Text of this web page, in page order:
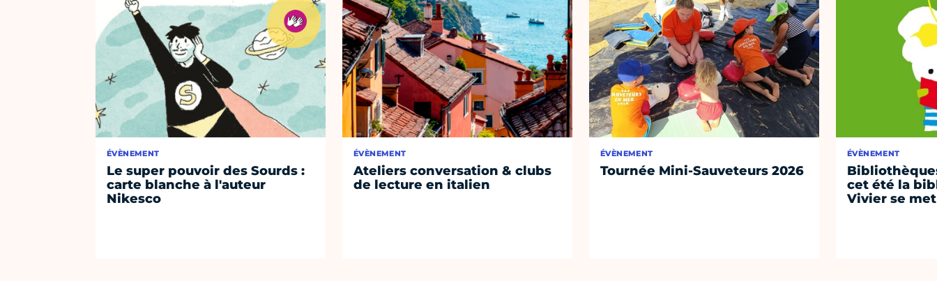
ÉVÈNEMENT
Le super pouvoir des Sourds :
carte blanche à l'auteur
Nikesco
ÉVÈNEMENT
Ateliers conversation & clubs
de lecture en italien
ÉVÈNEMENT
Tournée Mini-Sauveteurs 2026
ÉVÈNEMENT
cet été la
Vivier se